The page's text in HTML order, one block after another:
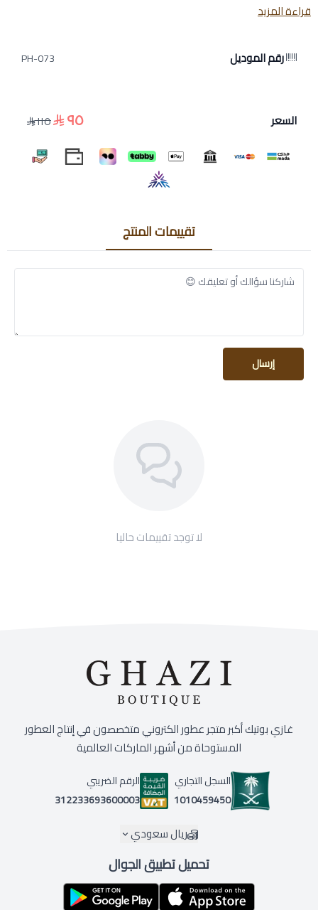
عطر رجالي يفوح بدفء الفانيليا الشرقية، مع لمسة بودرية ناعمة من
لقضاء وقت ممتع مع من تحب في أجواء الشتاء.
النوتة العطرية
مشمش، خوخ، جوز الهند
القاعدة:خشب الصندل، لوز، فانيليا، مسك
تفاصيل صغيرة… تصنع فرقًا كبيرًا.
قراءة المزيد
رقم الموديل PH-073
السعر ٩٥ ١١٥
تقييمات المنتج
إرسال
لا توجد تقييمات حاليا
غازي بوتيك أكبر متجر عطور الكتروني متخصصون في إنتاج العطور
المستوحاة من أشهر الماركات العالمية
السجل التجاري
1010459450
الرقم الضريبي
312233693600003
ريال سعودي
تحميل تطبيق الجوال